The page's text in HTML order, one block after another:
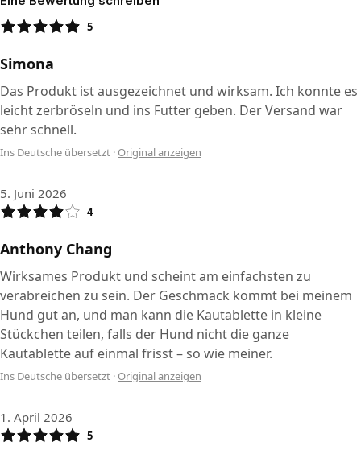
5
Simona
Das Produkt ist ausgezeichnet und wirksam. Ich konnte es
leicht zerbröseln und ins Futter geben. Der Versand war
sehr schnell.
Ins Deutsche übersetzt · Original anzeigen
5. Juni 2026
4
Anthony Chang
Wirksames Produkt und scheint am einfachsten zu
verabreichen zu sein. Der Geschmack kommt bei meinem
Hund gut an, und man kann die Kautablette in kleine
Stückchen teilen, falls der Hund nicht die ganze
Kautablette auf einmal frisst – so wie meiner.
Ins Deutsche übersetzt · Original anzeigen
1. April 2026
5